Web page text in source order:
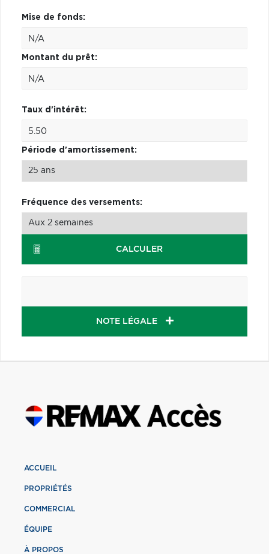
Mise de fonds:
Montant du prêt:
Taux d'intérêt:
Période d'amortissement:
Fréquence des versements:
CALCULER
NOTE LÉGALE
ACCUEIL
PROPRIÉTÉS
COMMERCIAL
ÉQUIPE
À PROPOS